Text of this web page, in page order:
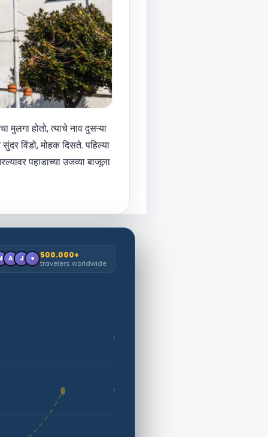
मुलगा होतो, त्याचे नाव दुसऱ्या
विंडो, मोहक दिसते. पहिल्या
पहाडाच्या उजव्या बाजूला
A J + 500.000+
travelers worldwide
›
›